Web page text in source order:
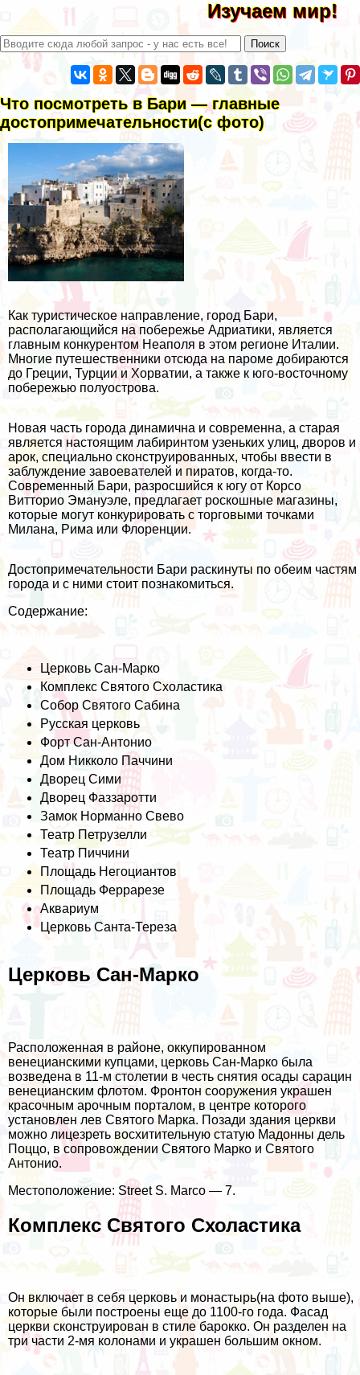
Изучаем мир!
Что посмотреть в Бари — главные
достопримечательности(с фото)
Как туристическое направление, город Бари,
располагающийся на побережье Адриатики, является
главным конкурентом Неаполя в этом регионе Италии.
Многие путешественники отсюда на пароме добираются
до Греции, Турции и Хорватии, а также к юго-восточному
побережью полуострова.
Новая часть города динамична и современна, а старая
является настоящим лабиринтом узеньких улиц, дворов и
арок, специально сконструированных, чтобы ввести в
заблуждение завоевателей и пиратов, когда-то.
Современный Бари, разросшийся к югу от Корсо
Витторио Эмануэле, предлагает роскошные магазины,
которые могут конкурировать с торговыми точками
Милана, Рима или Флоренции.
Достопримечательности Бари раскинуты по обеим частям
города и с ними стоит познакомиться.
Содержание:
Церковь Сан-Марко
Комплекс Святого Схоластика
Собор Святого Сабина
Русская церковь
Форт Сан-Антонио
Дом Никколо Паччини
Дворец Сими
Дворец Фаззаротти
Замок Норманно Свево
Театр Петрузелли
Театр Пиччини
Площадь Негоциантов
Площадь Феррарезе
Аквариум
Церковь Санта-Тереза
Церковь Сан-Марко
Расположенная в районе, оккупированном
венецианскими купцами, церковь Сан-Марко была
возведена в 11-м столетии в честь снятия осады сарацин
венецианским флотом. Фронтон сооружения украшен
красочным арочным порталом, в центре которого
установлен лев Святого Марка. Позади здания церкви
можно лицезреть восхитительную статую Мадонны дель
Поццо, в сопровождении Святого Марко и Святого
Антонио.
Местоположение: Street S. Marco — 7.
Комплекс Святого Схоластика
Он включает в себя церковь и монастырь(на фото выше),
которые были построены еще до 1100-го года. Фасад
церкви сконструирован в стиле барокко. Он разделен на
три части 2-мя колонами и украшен большим окном.